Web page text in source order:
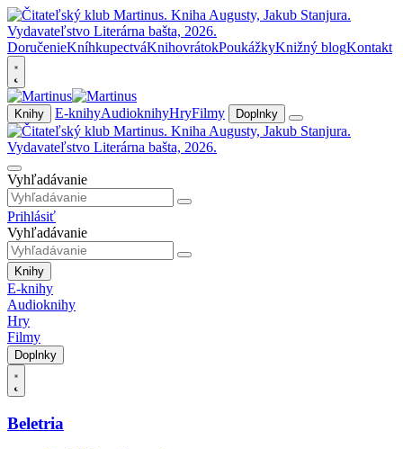
DoručenieKníhkupectváKnihovrátokPoukážkyKnižný blogKontakt
Knihy E-knihyAudioknihyHryFilmy Doplnky
Vyhľadávanie
Prihlásiť
Vyhľadávanie
Knihy
E-knihy
Audioknihy
Hry
Filmy
Doplnky
Beletria